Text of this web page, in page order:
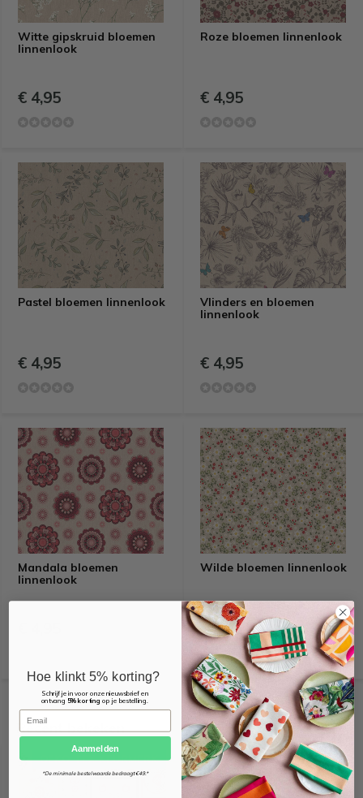
Witte gipskruid bloemen
linnenlook
€ 4,95
Roze bloemen linnenlook
€ 4,95
Pastel bloemen linnenlook
€ 4,95
Vlinders en bloemen
linnenlook
€ 4,95
Mandala bloemen
linnenlook
Wilde bloemen linnenlook
€ 4,95
Recent bekeken
OEKO-TEX KEURMERK
Hoe klinkt 5% korting?
Schrijf je in voor onze nieuwsbrief en
ontvang 5% kortingop je bestelling.
Email
Aanmelden
*De minimale bestelwaarde bedraagt €49.*